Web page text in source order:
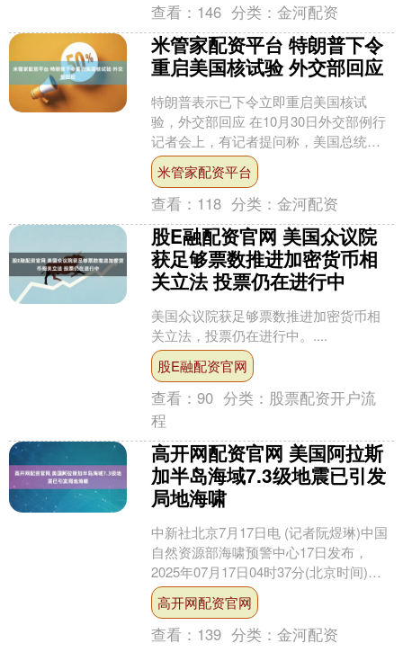
查看： 146 分类：金河配资
米管家配资平台 特朗普下令
重启美国核试验 外交部回应
特朗普表示已下令立即重启美国核试
验，外交部回应 在10月30日外交部例行
记者会上，有记者提问称，美国总统特
朗普表示，他已经下令立即重启美国核
试验。他还说，美国拥....
米管家配资平台
查看： 118 分类：金河配资
股E融配资官网 美国众议院
获足够票数推进加密货币相
关立法 投票仍在进行中
美国众议院获足够票数推进加密货币相
关立法，投票仍在进行中。....
股E融配资官网
查看：90 分类： 股票配资开户流
程
高开网配资官网 美国阿拉斯
加半岛海域7.3级地震已引发
局地海啸
中新社北京7月17日电 (记者阮煜琳)中国
自然资源部海啸预警中心17日发布，
2025年07月17日04时37分(北京时间)，
美国阿拉斯加半岛海域(北纬54.55....
高开网配资官网
查看： 139 分类：金河配资